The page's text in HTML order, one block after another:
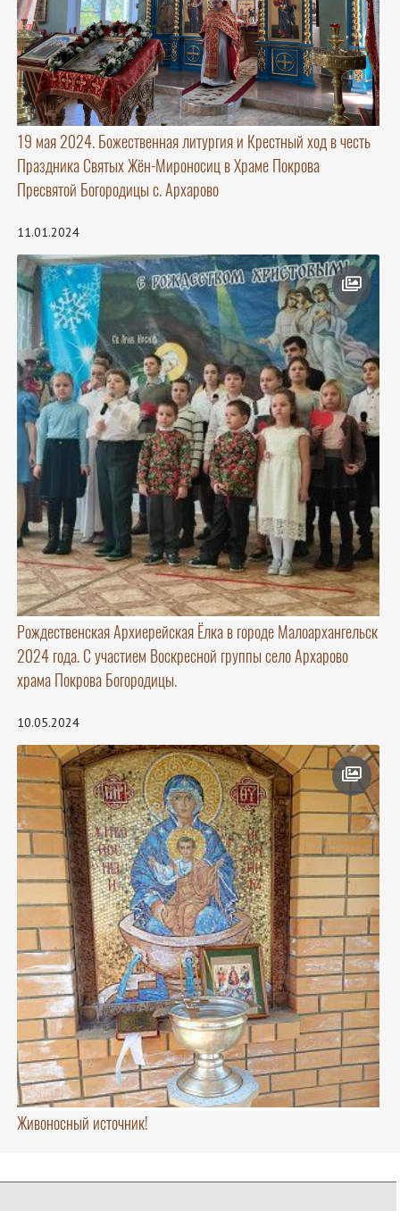
19 мая 2024. Божественная литургия и Крестный ход в честь
Праздника Святых Жён-Мироносиц в Храме Покрова
Пресвятой Богородицы с. Архарово
11.01.2024
Рождественская Архиерейская Ёлка в городе Малоархангельск
2024 года. С участием Воскресной группы село Архарово
храма Покрова Богородицы.
10.05.2024
Живоносный источник!